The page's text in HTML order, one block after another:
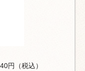
円（税込）